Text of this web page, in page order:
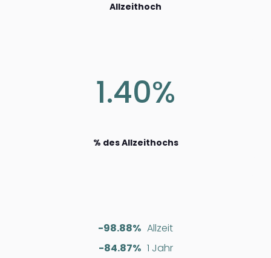
Allzeithoch
1.40%
% des Allzeithochs
-98.88% Allzeit
-84.87% 1 Jahr